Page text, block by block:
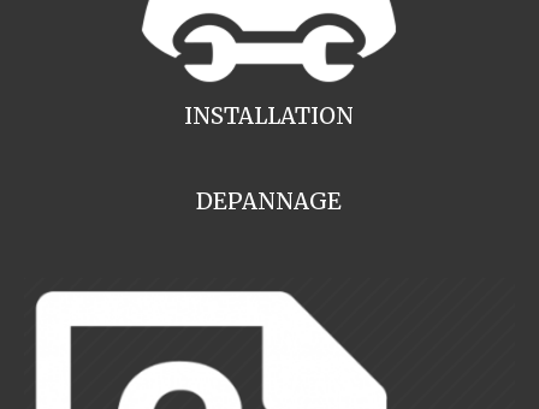
INSTALLATION
DEPANNAGE